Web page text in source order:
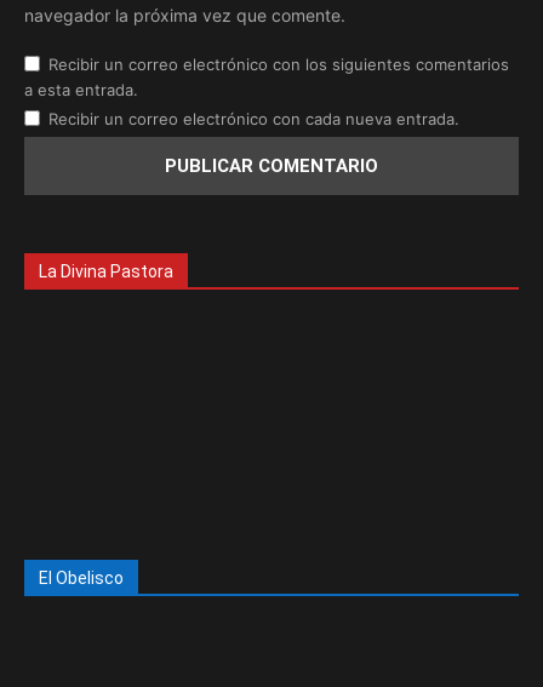
navegador la próxima vez que comente.
Recibir un correo electrónico con los siguientes comentarios
a esta entrada.
Recibir un correo electrónico con cada nueva entrada.
La Divina Pastora
El Obelisco